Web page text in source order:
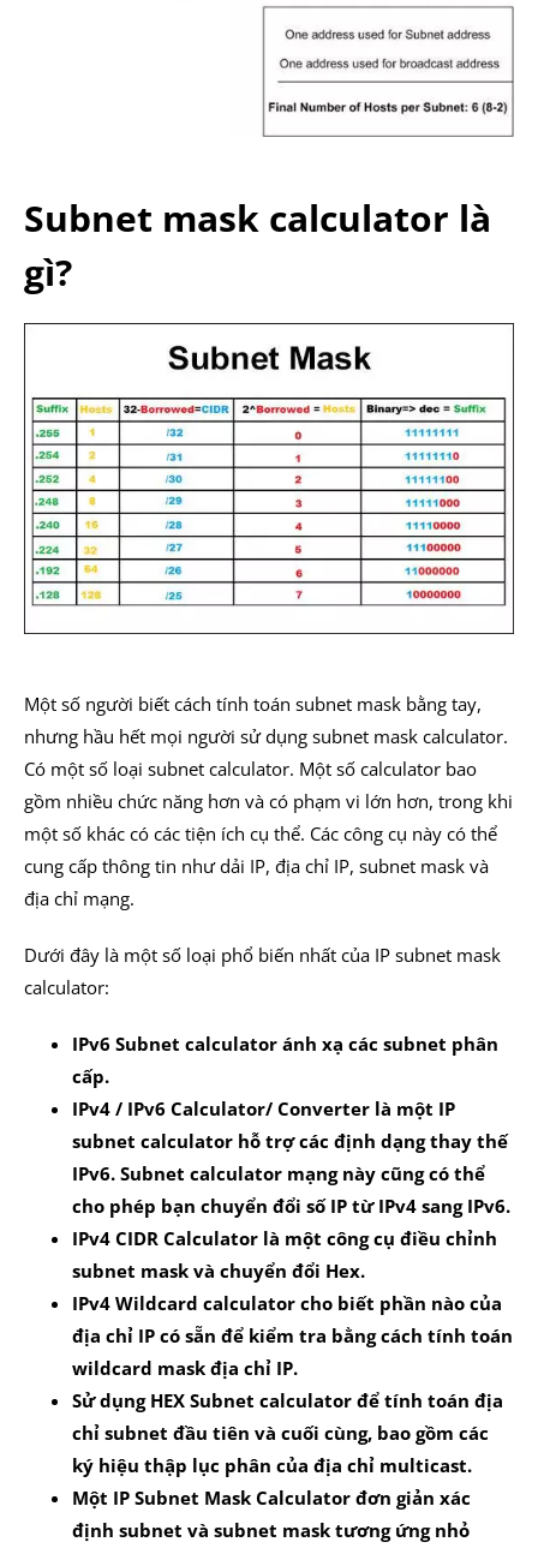
Subnet mask calculator là
gì?
Một số người biết cách tính toán subnet mask bằng tay,
nhưng hầu hết mọi người sử dụng subnet mask calculator.
Có một số loại subnet calculator. Một số calculator bao
gồm nhiều chức năng hơn và có phạm vi lớn hơn, trong khi
một số khác có các tiện ích cụ thể. Các công cụ này có thể
cung cấp thông tin như dải IP, địa chỉ IP, subnet mask và
địa chỉ mạng.
Dưới đây là một số loại phổ biến nhất của IP subnet mask
calculator:
IPv6 Subnet calculator ánh xạ các subnet phân
cấp.
IPv4 / IPv6 Calculator/ Converter là một IP
subnet calculator hỗ trợ các định dạng thay thế
IPv6. Subnet calculator mạng này cũng có thể
cho phép bạn chuyển đổi số IP từ IPv4 sang IPv6.
IPv4 CIDR Calculator là một công cụ điều chỉnh
subnet mask và chuyển đổi Hex.
IPv4 Wildcard calculator cho biết phần nào của
địa chỉ IP có sẵn để kiểm tra bằng cách tính toán
wildcard mask địa chỉ IP.
Sử dụng HEX Subnet calculator để tính toán địa
chỉ subnet đầu tiên và cuối cùng, bao gồm các
ký hiệu thập lục phân của địa chỉ multicast.
Một IP Subnet Mask Calculator đơn giản xác
định subnet và subnet mask tương ứng nhỏ